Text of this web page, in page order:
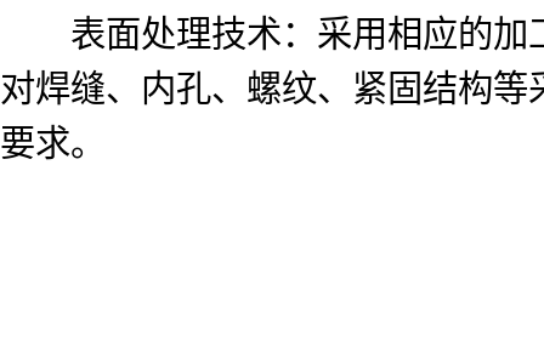
表面处理技术：采用相应的加
对焊缝、内孔、螺纹、紧固结构
要求。